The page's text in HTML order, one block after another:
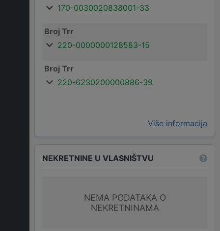
170-0030020838001-33
Broj Trr
220-0000000128583-15
Broj Trr
220-6230200000886-39
Više informacija
NEKRETNINE U VLASNIŠTVU
NEMA PODATAKA O
NEKRETNINAMA